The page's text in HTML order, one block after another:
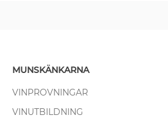
MUNSKÄNKARNA
VINPROVNINGAR
VINUTBILDNING